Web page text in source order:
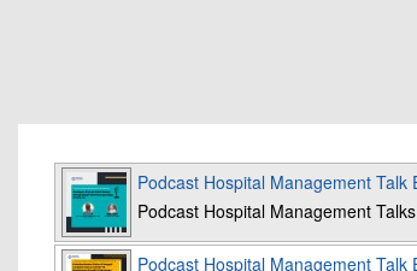
Podcast Hospital Management Talk
Podcast Hospital Management
Podcast Hospital Management Talk